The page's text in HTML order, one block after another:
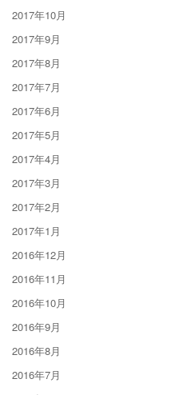
2017年10月
2017年9月
2017年8月
2017年7月
2017年6月
2017年5月
2017年4月
2017年3月
2017年2月
2017年1月
2016年12月
2016年11月
2016年10月
2016年9月
2016年8月
2016年7月